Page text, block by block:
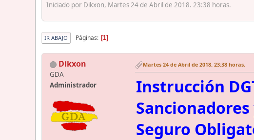
Iniciado por Dikxon, Martes 24 de Abril de 2018. 23:38 horas.
IR ABAJO Páginas 1
Dikxon
GDA
Administrador
Martes 24 de Abril de 2018. 23:38 horas.
Instrucción
Seguro